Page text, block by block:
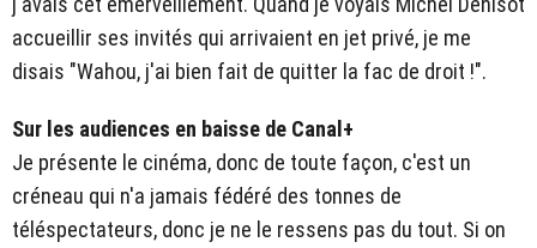
accueillir ses invités qui arrivaient en jet privé, je me
disais "Wahou, j'ai bien fait de quitter la fac de droit !".
Sur les audiences en baisse de Canal+
Je présente le cinéma, donc de toute façon, c'est un
créneau qui n'a jamais fédéré des tonnes de
téléspectateurs, donc je ne le ressens pas du tout. Si on